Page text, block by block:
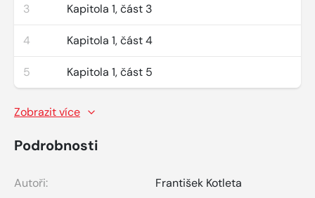
3 Kapitola 1, část 3
4 Kapitola 1, část 4
5 Kapitola 1, část 5
Zobrazit více
Podrobnosti
Autoři:
František Kotleta